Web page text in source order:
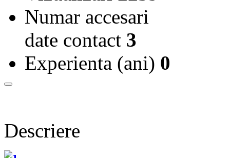
Numar accesari
date contact 3
Experienta (ani) 0
Descriere